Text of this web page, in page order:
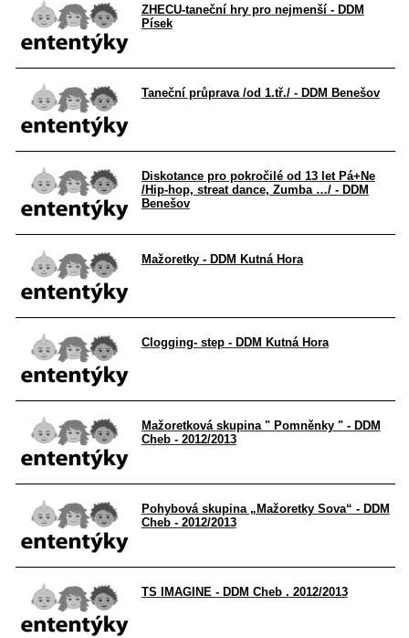
ZHECU-taneční hry pro nejmenší - DDM
Písek
Taneční průprava /od 1.tř./ - DDM Benešov
Diskotance pro pokročilé od 13 let Pá+Ne
/Hip-hop, streat dance, Zumba …/ - DDM
Benešov
Mažoretky - DDM Kutná Hora
Clogging- step - DDM Kutná Hora
Mažoretková skupina " Pomněnky " - DDM
Cheb - 2012/2013
Pohybová skupina „Mažoretky Sova“ - DDM
Cheb - 2012/2013
TS IMAGINE - DDM Cheb . 2012/2013